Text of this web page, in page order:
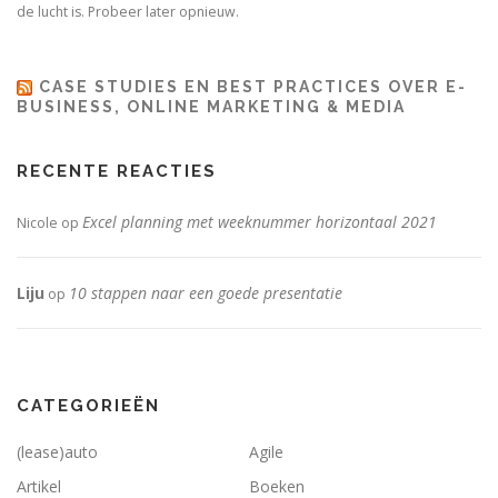
de lucht is. Probeer later opnieuw.
CASE STUDIES EN BEST PRACTICES OVER E-
BUSINESS, ONLINE MARKETING & MEDIA
RECENTE REACTIES
Nicole op Excel planning met weeknummer horizontaal 2021
Liju op 10 stappen naar een goede presentatie
CATEGORIEËN
(lease)auto
Agile
Artikel
Boeken